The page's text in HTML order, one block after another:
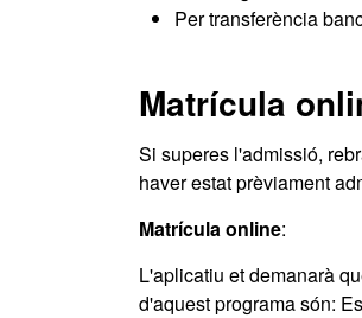
Per transferència
Matrícula
Si superes l'admissió,
haver estat prèviament
Matrícula online:
L'aplicatiu et demanarà
d'aquest programa són: